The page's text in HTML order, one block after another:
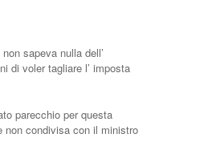
sapeva nulla dell’
di voler tagliare l’ imposta
parecchio per questa
non condivisa con il ministro